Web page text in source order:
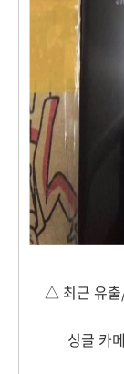
△ 최근 유출
싱글 카